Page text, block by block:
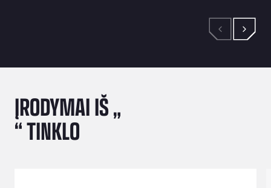
ĮRODYMAI IŠ „
“ TINKLO